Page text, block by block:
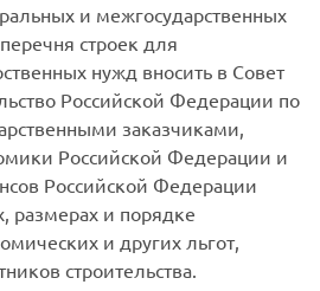
и межгосударственных
строек для
нужд вносить в Совет
Российской Федерации по
заказчиками,
Российской Федерации и
Российской Федерации
размерах и порядке
и других льгот,
строительства.